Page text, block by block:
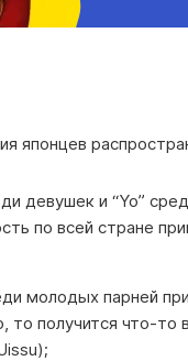
японцев
девушек и “Yo”
по всей стране
молодых парней
то получится что-